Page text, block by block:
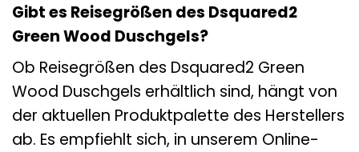
Gibt es Reisegrößen des Dsquared2
Green Wood Duschgels?
Ob Reisegrößen des Dsquared2 Green
Wood Duschgels erhältlich sind, hängt von
der aktuellen Produktpalette des Herstellers
ab. Es empfiehlt sich, in unserem Online-